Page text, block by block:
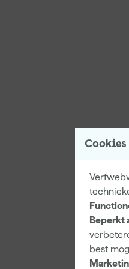
Cookies
Beperkt
best